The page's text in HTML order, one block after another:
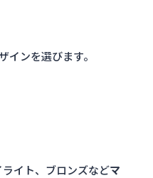
インを選びます。
イト、ブロンズなどマ